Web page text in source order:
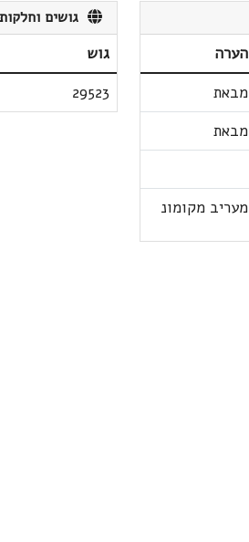
הערה
מבאת
מבאת
מעריב מקומונ
גושים וחלקות
גוש
29523